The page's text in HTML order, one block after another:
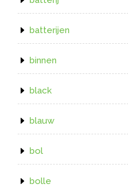
batterijen
binnen
black
blauw
bol
bolle